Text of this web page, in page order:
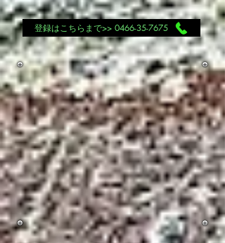
登録はこちらまで>> 0466-35-7675